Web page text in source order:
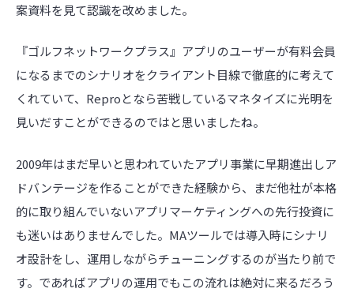
案資料を見て認識を改めました。
『ゴルフネットワークプラス』アプリのユーザーが有料会員
になるまでのシナリオをクライアント目線で徹底的に考えて
くれていて、Reproとなら苦戦しているマネタイズに光明を
見いだすことができるのではと思いましたね。
2009年はまだ早いと思われていたアプリ事業に早期進出しア
ドバンテージを作ることができた経験から、まだ他社が本格
的に取り組んでいないアプリマーケティングへの先行投資に
も迷いはありませんでした。MAツールでは導入時にシナリ
オ設計をし、運用しながらチューニングするのが当たり前で
す。であればアプリの運用でもこの流れは絶対に来るだろう